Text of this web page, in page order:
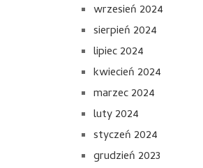
wrzesień 2024
sierpień 2024
lipiec 2024
kwiecień 2024
marzec 2024
luty 2024
styczeń 2024
grudzień 2023